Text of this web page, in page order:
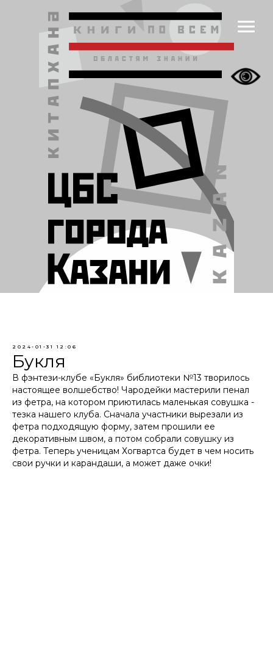
2024-01-31 12:06
Букля
В фэнтези-клубе «Букля» библиотеки №13 творилось
настоящее волшебство! Чародейки мастерили пенал
из фетра, на котором приютилась маленькая совушка -
тезка нашего клуба. Сначала участники вырезали из
фетра подходящую форму, затем прошили ее
декоративным швом, а потом собрали совушку из
фетра. Теперь ученицам Хогвартса будет в чем носить
свои ручки и карандаши, а может даже очки!